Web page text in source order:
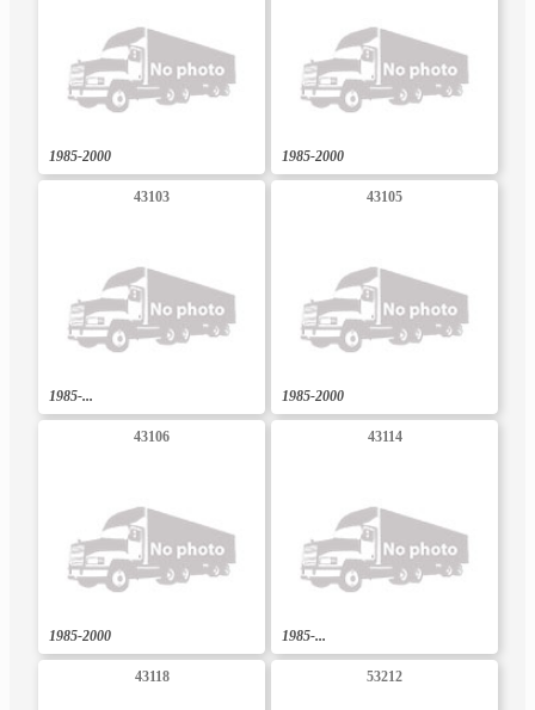
1985-2000 1985-2000
43103
1985-...
43105
1985-2000
43106
1985-2000
43114
1985-...
43118 53212